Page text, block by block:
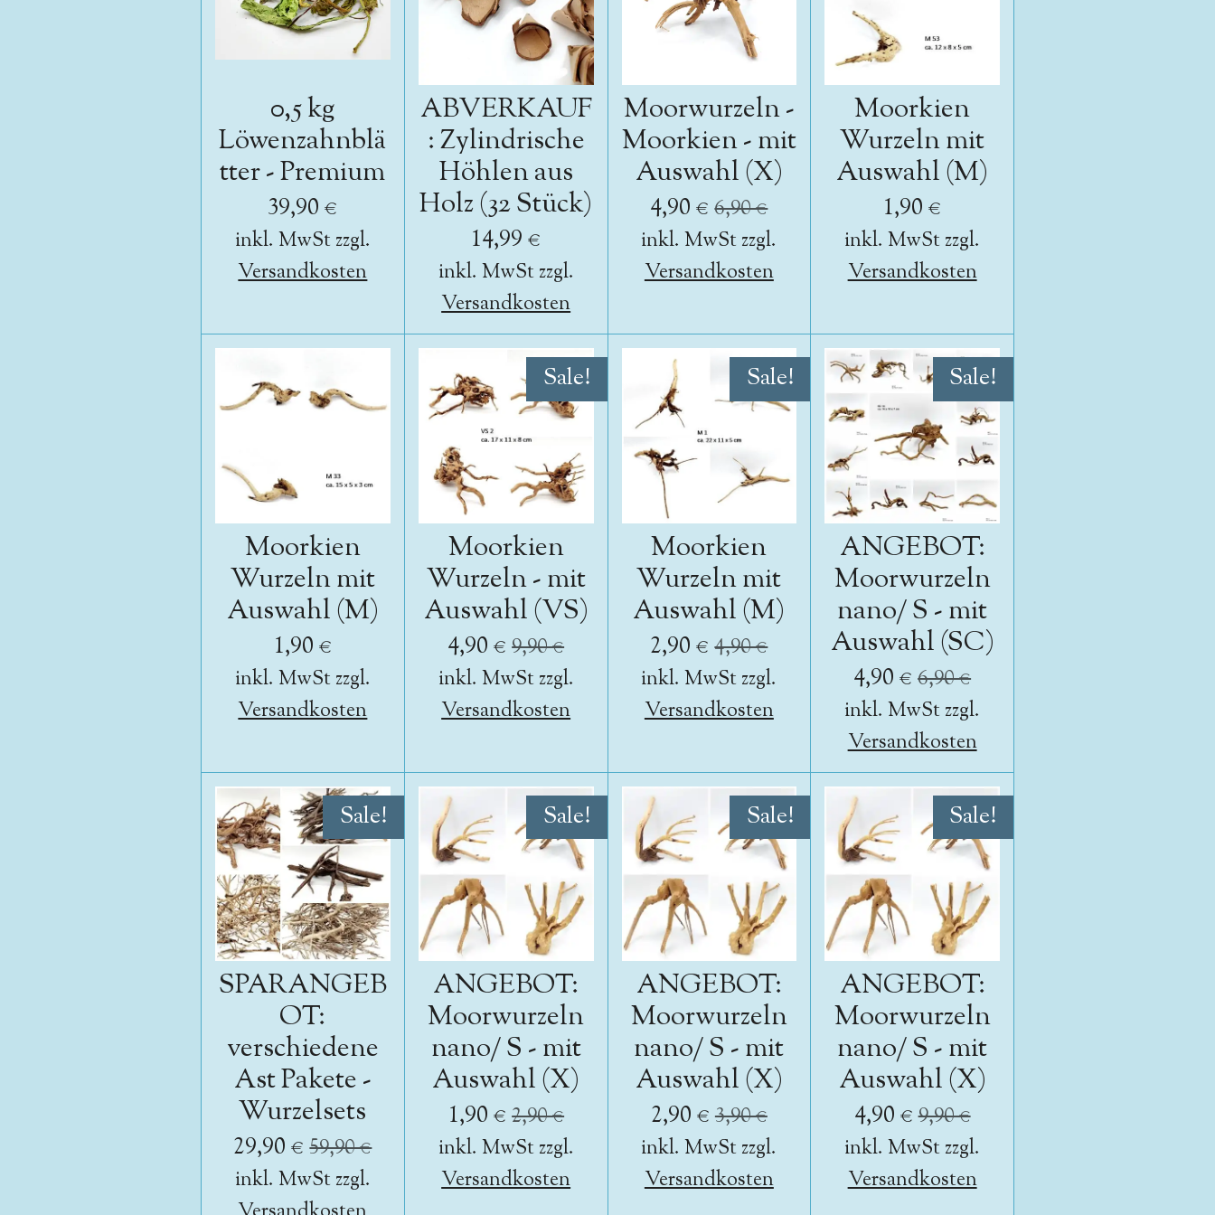
0,5 kg
Löwenzahnblä
tter - Premium
39,90 €
inkl. MwSt zzgl.
Versandkosten
ABVERKAUF
: Zylindrische
Höhlen aus
Holz (32 Stück)
14,99 €
inkl. MwSt zzgl.
Versandkosten
Moorwurzeln -
Moorkien - mit
Auswahl (X)
4,90 € 6,90 €
inkl. MwSt zzgl.
Versandkosten
Moorkien
Wurzeln mit
Auswahl (M)
1,90 €
inkl. MwSt zzgl.
Versandkosten
Moorkien
Wurzeln mit
Auswahl (M)
1,90 €
inkl. MwSt zzgl.
Versandkosten
Sale!
Moorkien
Wurzeln - mit
Auswahl (VS)
4,90 € 9,90 €
inkl. MwSt zzgl.
Versandkosten
Sale!
Moorkien
Wurzeln mit
Auswahl (M)
2,90 € 4,90 €
inkl. MwSt zzgl.
Versandkosten
Sale!
ANGEBOT:
Moorwurzeln
nano/ S - mit
Auswahl (SC)
4,90 € 6,90 €
inkl. MwSt zzgl.
Versandkosten
Sale!
SPARANGEB
OT:
verschiedene
Ast Pakete -
Wurzelsets
29,90 € 59,90 €
inkl. MwSt zzgl.
Sale!
ANGEBOT:
Moorwurzeln
nano/ S - mit
Auswahl (X)
1,90 € 2,90 €
inkl. MwSt zzgl.
Versandkosten
Sale!
ANGEBOT:
Moorwurzeln
nano/ S - mit
Auswahl (X)
2,90 € 3,90 €
inkl. MwSt zzgl.
Versandkosten
Sale!
ANGEBOT:
Moorwurzeln
nano/ S - mit
Auswahl (X)
4,90 € 9,90 €
inkl. MwSt zzgl.
Versandkosten